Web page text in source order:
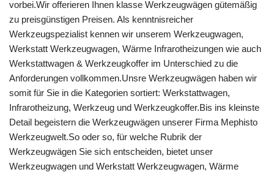
vorbei.Wir offerieren Ihnen klasse Werkzeugwägen gütemäßig
zu preisgünstigen Preisen. Als kenntnisreicher
Werkzeugspezialist kennen wir unserem Werkzeugwagen,
Werkstatt Werkzeugwagen, Wärme Infrarotheizungen wie auch
Werkstattwagen & Werkzeugkoffer im Unterschied zu die
Anforderungen vollkommen.Unsre Werkzeugwägen haben wir
somit für Sie in die Kategorien sortiert: Werkstattwagen,
Infrarotheizung, Werkzeug und Werkzeugkoffer.Bis ins kleinste
Detail begeistern die Werkzeugwägen unserer Firma Mephisto
Werkzeugwelt.So oder so, für welche Rubrik der
Werkzeugwägen Sie sich entscheiden, bietet unser
Werkzeugwagen und Werkstatt Werkzeugwagen, Wärme